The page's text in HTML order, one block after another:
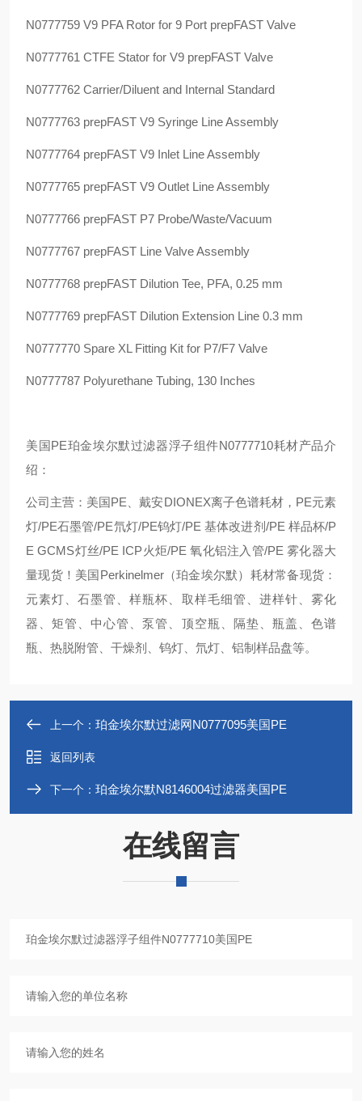
N0777759 V9 PFA Rotor for 9 Port prepFAST Valve
N0777761 CTFE Stator for V9 prepFAST Valve
N0777762 Carrier/Diluent and Internal Standard
N0777763 prepFAST V9 Syringe Line Assembly
N0777764 prepFAST V9 Inlet Line Assembly
N0777765 prepFAST V9 Outlet Line Assembly
N0777766 prepFAST P7 Probe/Waste/Vacuum
N0777767 prepFAST Line Valve Assembly
N0777768 prepFAST Dilution Tee, PFA, 0.25 mm
N0777769 prepFAST Dilution Extension Line 0.3 mm
N0777770 Spare XL Fitting Kit for P7/F7 Valve
N0777787 Polyurethane Tubing, 130 Inches
美国PE珀金埃尔默过滤器浮子组件N0777710耗材产品介
绍：
公司主营：美国PE、戴安DIONEX离子色谱耗材，PE元素
灯/PE石墨管/PE氘灯/PE钨灯/PE 基体改进剂/PE 样品杯/P
E GCMS灯丝/PE ICP火炬/PE 氧化铝注入管/PE 雾化器大
量现货！美国Perkinelmer（珀金埃尔默）耗材常备现货：
元素灯、石墨管、样瓶杯、取样毛细管、进样针、雾化
器、矩管、中心管、泵管、顶空瓶、隔垫、瓶盖、色谱
瓶、热脱附管、干燥剂、钨灯、氘灯、铝制样品盘等。
上一个： 珀金埃尔默过滤网N0777095美国PE
返回列表
下一个： 珀金埃尔默N8146004过滤器美国PE
在线留言